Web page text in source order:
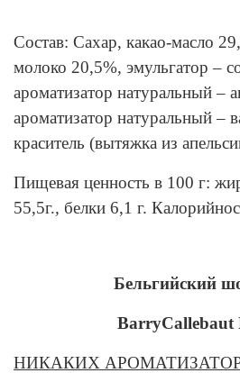
Состав: Сахар, какао-масло
молоко 20,5%, эмульгатор –
ароматизатор натуральный –
ароматизатор натуральный –
краситель (вытяжка из
Пищевая ценность в 100 г:
55,5г., белки 6,1 г.
Бельгийский
BarryCallebaut
НИКАКИХ